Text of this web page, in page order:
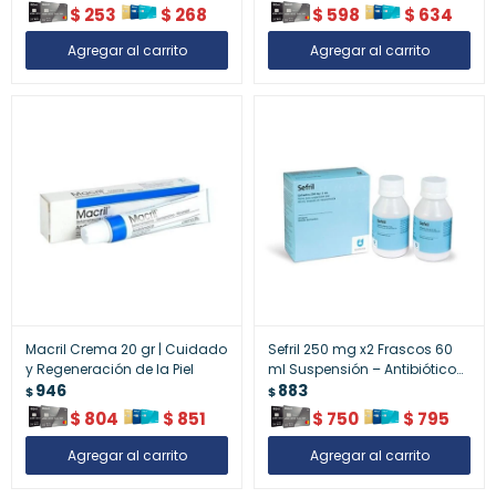
$ 253 $ 268 $ 598 $ 634
Macril Crema 20 gr | Cuidado
y Regeneración de la Piel
$946
$ 804 $ 851
Sefril 250 mg x2 Frascos 60
ml Suspensión – Antibiótico
Infantil Oral
$883
$ 750 $ 795